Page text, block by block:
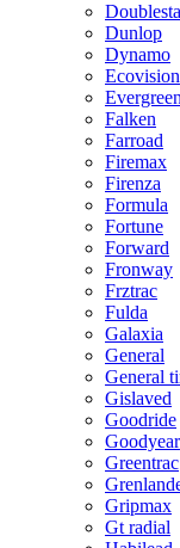
Dunlop
Dynamo
Ecovision
Evergreen
Falken
Farroad
Firemax
Firenza
Formula
Fortune
Forward
Fronway
Frztrac
Fulda
Galaxia
General
General
Gislaved
Goodride
Goodyear
Greentrac
Gripmax
Gt radial